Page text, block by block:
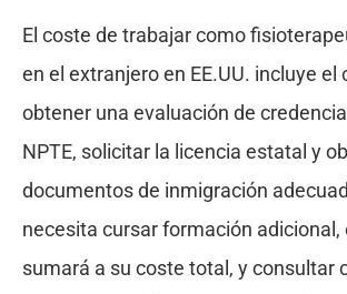
El coste de trabajar como
en el extranjero en EE.UU. incluye el
obtener una evaluación de
NPTE, solicitar la licencia estatal y
documentos de inmigración
necesita cursar formación adicional,
sumará a su coste total, y consultar